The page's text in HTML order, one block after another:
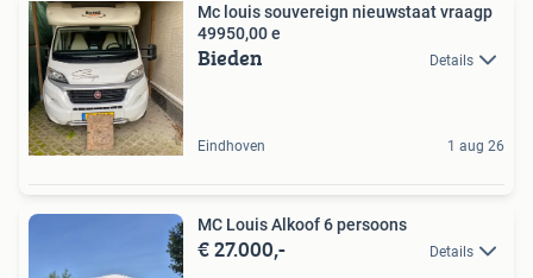
Mc louis souvereign nieuwstaat vraagp
49950,00 e
Bieden Details
Eindhoven 1 aug 26
MC Louis Alkoof 6 persoons
€ 27.000,- Details